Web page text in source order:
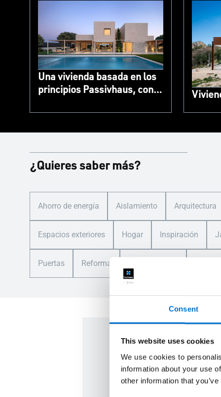
Consent
This website uses cookies
We use cookies to
information about your use
other information that
Una vivienda basada en los
principios Passivhaus, con
¿Quieres saber más?
Ahorro de energía Aislamiento Arquitectura
Espacios exteriores Hogar Inspiración
Puertas Reforma
¿Tienes un
Nuestros industriales de la